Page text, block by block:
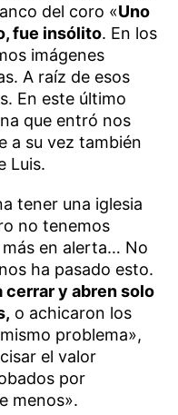
del coro «Uno
fue insólito. En los
imágenes
A raíz de esos
En este último
que entró nos
a su vez también
Luis.
tener una iglesia
no tenemos
en alerta… No
ha pasado esto.
cerrar y abren solo
o achicaron los
problema»,
el valor
por
menos».